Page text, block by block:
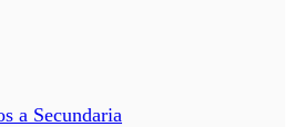
a Secundaria